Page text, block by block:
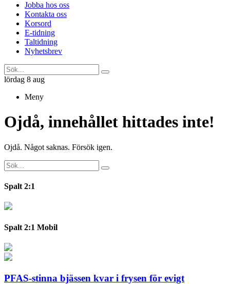
Jobba hos oss
Kontakta oss
Korsord
E-tidning
Taltidning
Nyhetsbrev
lördag 8 aug
Meny
Ojdå, innehållet hittades inte!
Ojdå. Något saknas. Försök igen.
Spalt 2:1
Spalt 2:1 Mobil
PFAS-stinna bjässen kvar i frysen för evigt